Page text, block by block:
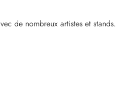
de nombreux artistes et stands.